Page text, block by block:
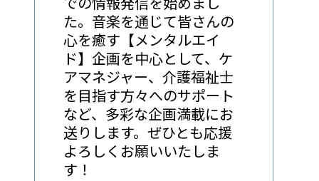
た。音楽を通じて皆さんの
心を癒す【メンタルエイ
ド】企画を中心として、ケ
アマネジャー、介護福祉士
を目指す方々へのサポート
など、多彩な企画満載にお
送りします。ぜひとも応援
よろしくお願いいたしま
す！